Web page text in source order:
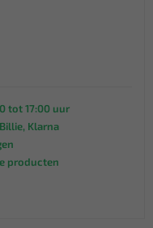
tot 17:00 uur
Klarna
producten